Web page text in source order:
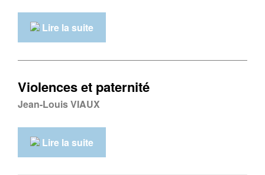
Lire la suite
Violences et paternité
Jean-Louis VIAUX
Lire la suite